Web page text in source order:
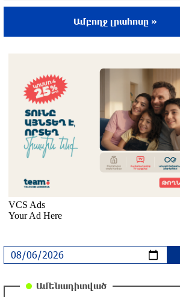
Գյումրում այրվել է «GAZelle»
բեռնատարը
Ջուր չի լինելու․ հասցեներ
3
Այս տարի Ռուսաստանի և
ապրանքաշրջանառությունը
է երկու երրորդով. Ալեքսեյ
Ինչո՞ւ է Հաջիևն ավելի
«Ժողովուրդ».
Ամբողջ լրահոսը »
Ամենադիտված